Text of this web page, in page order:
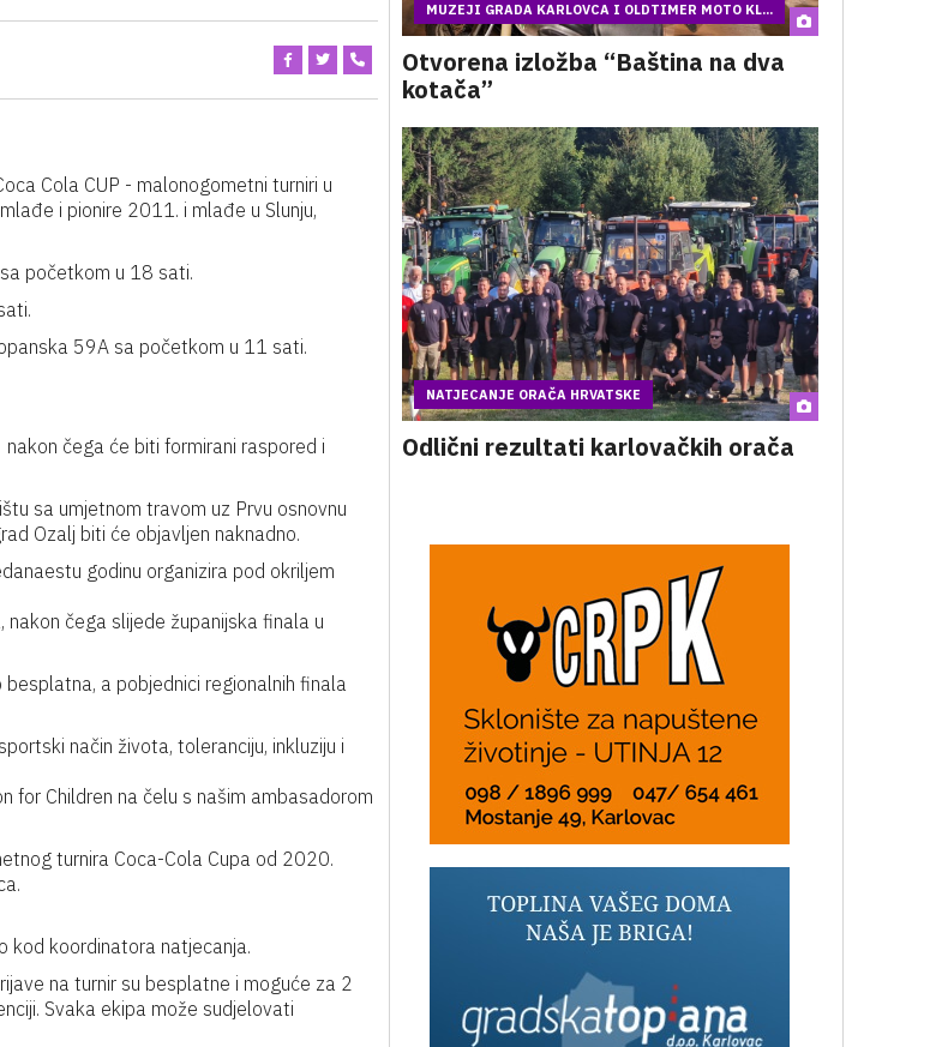
Cola CUP - malonogometni turniri u
i pionire 2011. i mlađe u Slunju,
početkom u 18 sati.
59A sa početkom u 11 sati.
čega će biti formirani raspored i
sa umjetnom travom uz Prvu osnovnu
Ozalj biti će objavljen naknadno.
godinu organizira pod okriljem
nakon čega slijede županijska finala u
a pobjednici regionalnih finala
način života, toleranciju, inkluziju i
for Children na čelu s našim ambasadorom
turnira Coca-Cola Cupa od 2020.
kod koordinatora natjecanja.
na turnir su besplatne i moguće za 2
Svaka ekipa može sudjelovati
MUZEJI GRADA KARLOVCA I OLDTIMER MOTO KL...
Otvorena izložba “Baština na dva
kotača”
NATJECANJE ORAČA HRVATSKE
Odlični rezultati karlovačkih orača